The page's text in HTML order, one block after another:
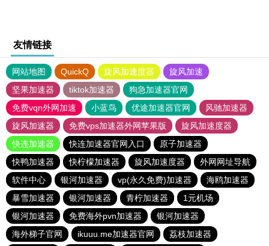
友情链接
网站地图 QuickQ 旋风加速度器
旋风加速
坚果加速器
tiktok加速器
狗急加速器官网
免费vqn外网加速
小蓝鸟 优途加速器官网
风驰加速器
旋风加速器
免费vps加速器外网苹果版
旋风加速度器
快连加速器
快连加速器官网入口
原子加速器
快鸭加速器
快柠檬加速器 旋风加速度器
外网网址导航
软件中心
银河加速器 vp(永久免费)加速器
海鸥加速器
暴雪加速器
银河加速器 青柠加速器
1元机场
银河加速器
免费海外pvn加速器
银河加速器
海外梯子官网
ikuuu.me加速器官网 荔枝加速器